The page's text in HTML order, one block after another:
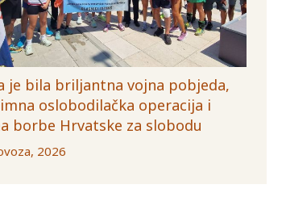
je bila briljantna vojna pobjeda,
oslobodilačka operacija i
borbe Hrvatske za slobodu
2026